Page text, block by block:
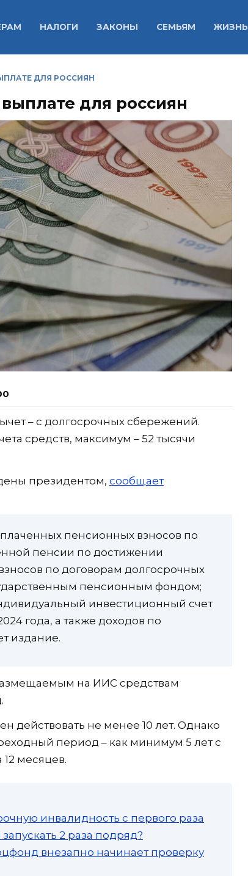
НАЛОГИ ЗАКОНЫ СЕМЬЯМ ЖИЗНЬ
ДЛЯ РОССИЯН
для россиян
– с долгосрочных сбережений.
средств, максимум – 52 тысячи
президентом, сообщает
пенсионных взносов по
пенсии по достижении
по договорам долгосрочных
пенсионным фондом;
инвестиционный счет
года, а также доходов по
издание.
на ИИС средствам
действовать не менее 10 лет. Однако
период – как минимум 5 лет с
месяцев.
инвалидность с первого раза
2 раза подряд?
внезапно начинает проверку